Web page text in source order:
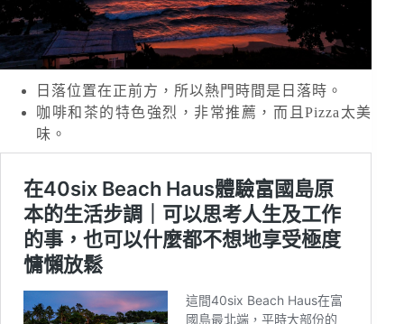
日落位置在正前方，所以熱門時間是日落時。
咖啡和茶的特色強烈，非常推薦，而且Pizza太美
味。